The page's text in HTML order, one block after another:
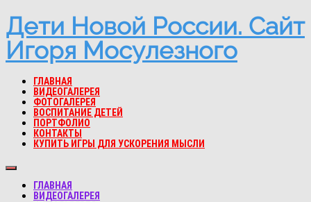
Дети Новой России. Сайт
Игоря Мосулезного
ГЛАВНАЯ
ВИДЕОГАЛЕРЕЯ
ФОТОГАЛЕРЕЯ
ВОСПИТАНИЕ ДЕТЕЙ
ПОРТФОЛИО
КОНТАКТЫ
КУПИТЬ ИГРЫ ДЛЯ УСКОРЕНИЯ МЫСЛИ
ГЛАВНАЯ
ВИДЕОГАЛЕРЕЯ